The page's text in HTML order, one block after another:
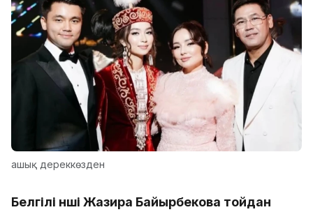
ашық дереккөзден
Белгілі әнші Жазира Байырбекова тойдан